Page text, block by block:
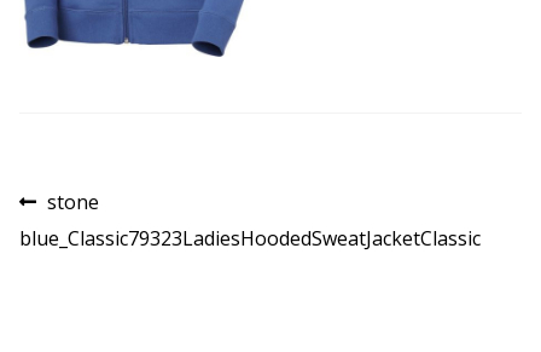
Navigeerimine
Eelmine
postitus:
stone
blue_Classic79323LadiesHoodedSweatJacketClassic